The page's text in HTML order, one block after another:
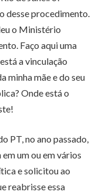
desse procedimento.
o Ministério
Faço aqui uma
a vinculação
minha mãe e do seu
Onde está o
PT, no ano passado,
um ou em vários
e solicitou ao
reabrisse essa